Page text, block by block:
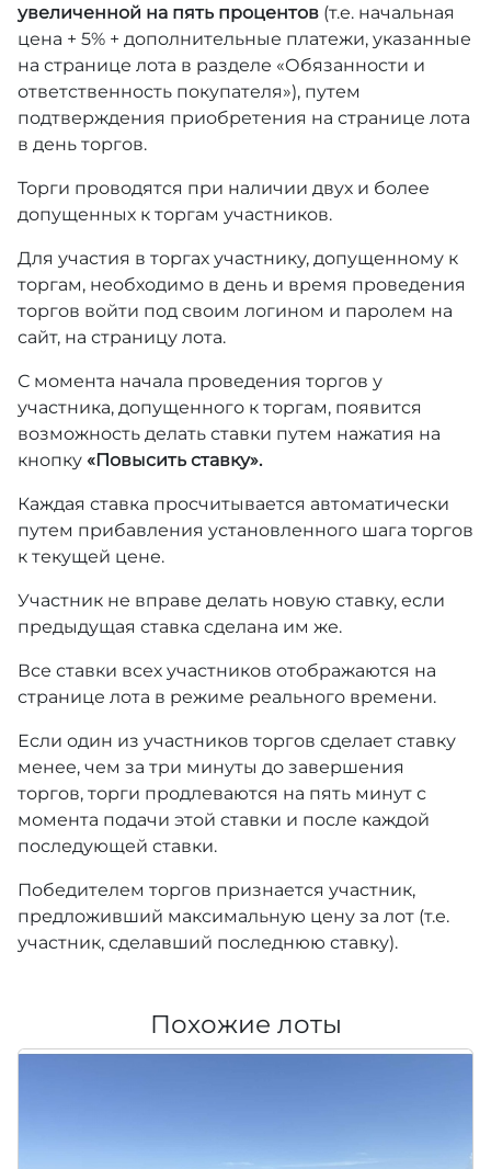
увеличенной на пять процентов (т.е. начальная
цена + 5% + дополнительные платежи, указанные
на странице лота в разделе «Обязанности и
ответственность покупателя»), путем
подтверждения приобретения на странице лота
в день торгов.
Торги проводятся при наличии двух и более
допущенных к торгам участников.
Для участия в торгах участнику, допущенному к
торгам, необходимо в день и время проведения
торгов войти под своим логином и паролем на
сайт, на страницу лота.
С момента начала проведения торгов у
участника, допущенного к торгам, появится
возможность делать ставки путем нажатия на
кнопку «Повысить ставку».
Каждая ставка просчитывается автоматически
путем прибавления установленного шага торгов
к текущей цене.
Участник не вправе делать новую ставку, если
предыдущая ставка сделана им же.
Все ставки всех участников отображаются на
странице лота в режиме реального времени.
Если один из участников торгов сделает ставку
менее, чем за три минуты до завершения
торгов, торги продлеваются на пять минут с
момента подачи этой ставки и после каждой
последующей ставки.
Победителем торгов признается участник,
предложивший максимальную цену за лот (т.е.
участник, сделавший последнюю ставку).
Похожие лоты